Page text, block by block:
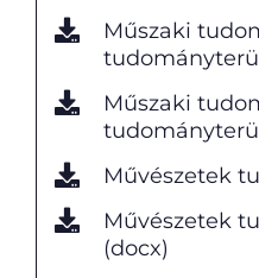
Műszaki
Műszaki
Művészetek
Művészetek
(docx)